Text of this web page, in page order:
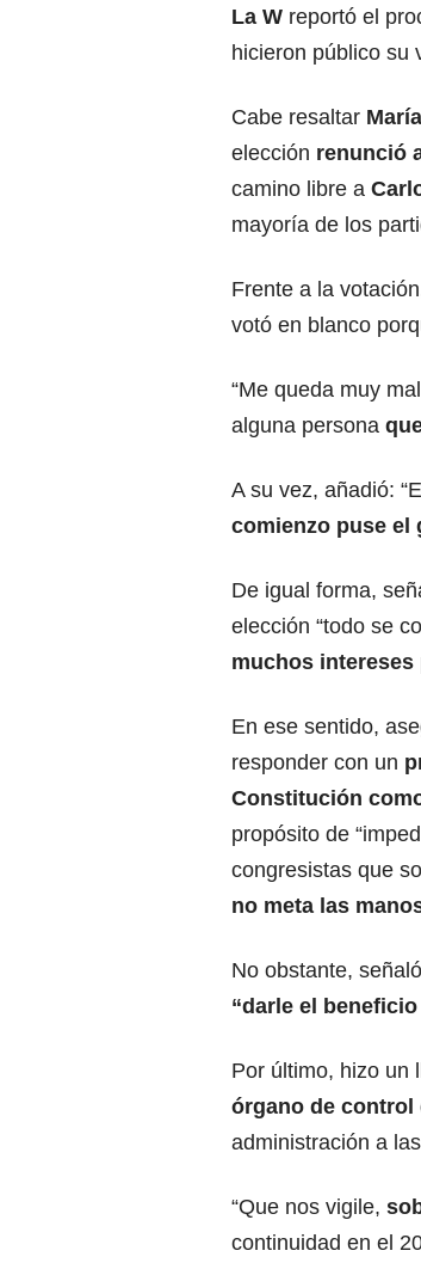
La W reportó el
hicieron público su
Cabe resaltar
elección renunció
camino libre a
mayoría de los
Frente a la
votó en blanco
“Me queda muy
alguna persona
A su vez, añadió:
comienzo puse el
De igual forma,
elección “todo se
muchos intereses
En ese sentido,
responder con un
Constitución
propósito de
congresistas que
no meta las
No obstante,
“darle el
Por último, hizo un
órgano de control
administración a
“Que nos vigile,
continuidad en el